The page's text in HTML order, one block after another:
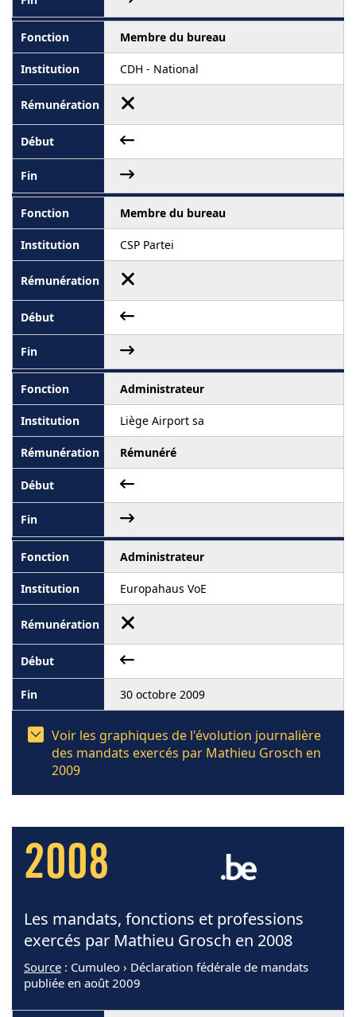
Membre du bureau
CDH - National
Membre du bureau
CSP Partei
Administrateur
Liège Airport sa
Rémunéré
Administrateur
Europahaus VoE
30 octobre 2009
Voir les graphiques de l'évolution journalière
des mandats exercés par Mathieu Grosch en
2009
2008
Les mandats, fonctions et professions
exercés par Mathieu Grosch en 2008
Source : Cumuleo › Déclaration fédérale de mandats
publiée en août 2009